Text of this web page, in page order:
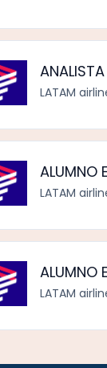
LATAM
ALUMNO
LATAM
ALUMNO
LATAM